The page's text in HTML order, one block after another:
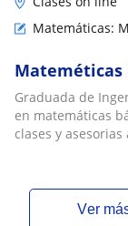
Matemáticas:
Mateméticas
Graduada de
en matemáticas
clases y
ver